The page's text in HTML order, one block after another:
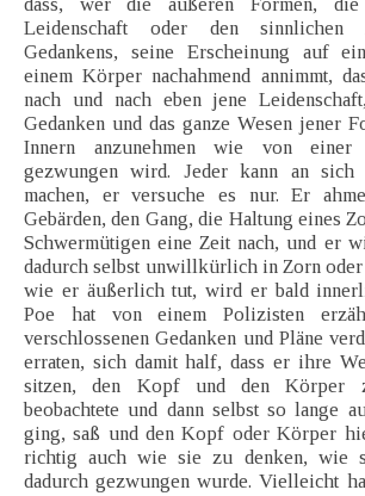
dass, wer die äußeren Formen, die
Leidenschaft oder den sinnlichen
Gedankens, seine Erscheinung auf
einem Körper nachahmend annimmt,
nach und nach eben jene
Gedanken und das ganze Wesen jener
Innern anzunehmen wie von einer
gezwungen wird. Jeder kann an sich
machen, er versuche es nur. Er
Gebärden, den Gang, die Haltung eines
Schwermütigen eine Zeit nach, und er
dadurch selbst unwillkürlich in Zorn oder
wie er äußerlich tut, wird er bald
Poe hat von einem Polizisten
verschlossenen Gedanken und Pläne
erraten, sich damit half, dass er ihre
sitzen, den Kopf und den Körper
beobachtete und dann selbst so lange
ging, saß und den Kopf oder Körper
richtig auch wie sie zu denken, wie
dadurch gezwungen wurde. Vielleicht